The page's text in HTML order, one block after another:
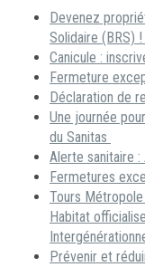
Devenez
Solidaire (BRS) !
Canicule :
Fermeture
Déclaration de
Une journée
du Sanitas
Alerte sanitaire
Fermetures
Tours
Habitat
Prévenir et